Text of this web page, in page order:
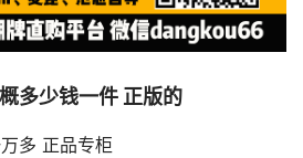
多少钱一件 正版的
多 正品专柜